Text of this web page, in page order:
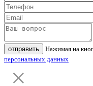
отправить Нажимая на
персональных данных